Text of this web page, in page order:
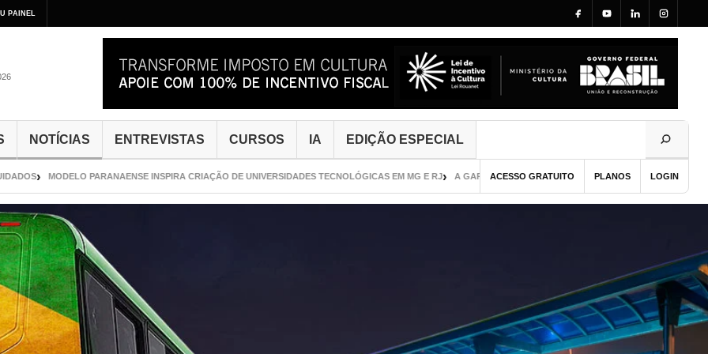
PAINEL
NOTÍCIAS ENTREVISTAS CURSOS IA EDIÇÃO ESPECIAL
MODELO PARANAENSE INSPIRA CRIAÇÃO DE UNIVERSIDADES TECNOLÓGICAS EM MG E RJ A GAROTA DE SEUL GUIA DE PUBLICAÇÃO VISUAL E
ACESSO GRATUITO PLANOS LOGIN